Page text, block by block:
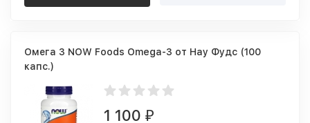
Омега 3 NOW Foods Omega-3 от Нау Фудс (100
капс.)
1 100 ₽